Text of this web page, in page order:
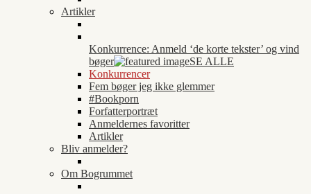
Artikler
Konkurrence: Anmeld ‘de korte tekster’ og vind
bøger
SE ALLE
Konkurrencer
Fem bøger jeg ikke glemmer
#Bookporn
Forfatterportræt
Anmeldernes favoritter
Artikler
Bliv anmelder?
Om Bogrummet